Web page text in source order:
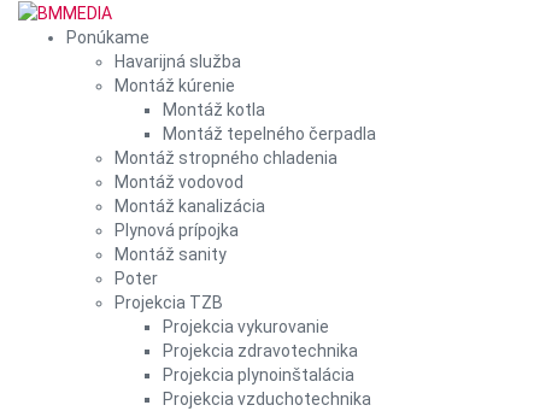
Ponúkame
Havarijná služba
Montáž kúrenie
Montáž kotla
Montáž tepelného čerpadla
Montáž stropného chladenia
Montáž vodovod
Montáž kanalizácia
Plynová prípojka
Montáž sanity
Poter
Projekcia TZB
Projekcia vykurovanie
Projekcia zdravotechnika
Projekcia plynoinštalácia
Projekcia vzduchotechnika